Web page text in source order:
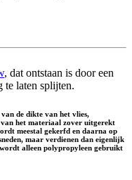
, dat ontstaan is door een
te laten splijten.
de dikte van het vlies,
van het materiaal zover uitgerekt
meestal gekerfd en daarna op
maar verdienen dan eigenlijk
alleen polypropyleen gebruikt